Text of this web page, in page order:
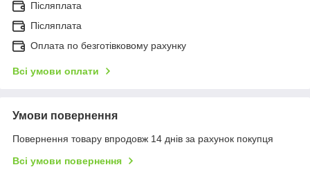
Післяплата
Післяплата
Оплата по безготівковому рахунку
Всі умови оплати
Умови повернення
Повернення товару впродовж 14 днів за рахунок покупця
Всі умови повернення